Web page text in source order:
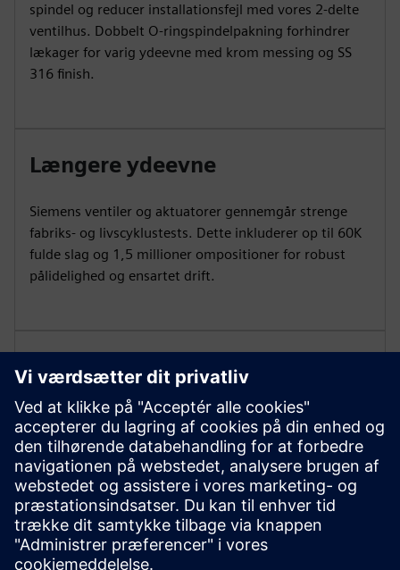
spindel og reducer installationsfejl med vores 2-delte
ventilhus. Dobbelt O-ringspindelpakning forhindrer
lækager for varig ydeevne med krom messing og SS
316 finish.
Længere ydeevne
Siemens ventiler og aktuatorer gennemgår strenge
fabriks- og livscyklustests. Dette inkluderer op til 60K
fulde slag og 1,5 millioner ompositioner for robust
pålidelighed og ensartet drift.
Præcis flowkontrol
Vores kugleventiler leverer præcis kontrol til
forskellige applikationer. Karakteriserede
flowoptimisatorer giver lige procentvis flow. Få 200
PSI afslutning med ANSI klasse IV-lækage (0,01%) for
2-vejs og 3-vejs og 0% lækage for 6-vejs.